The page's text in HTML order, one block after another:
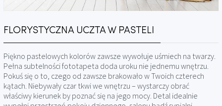
FLORYSTYCZNA UCZTA W PASTELI
Piękno pastelowych kolorów zawsze wywołuje uśmiech na twarzy.
Pełna subtelności fototapeta doda uroku nie jednemu wnętrzu.
Pokuś się o to, czego od zawsze brakowało w Twoich czterech
kątach. Niebywały czar tkwi we wnętrzu – wystarczy obrać
właściwy kierunek by poznać się na jego mocy. Detal idealnie